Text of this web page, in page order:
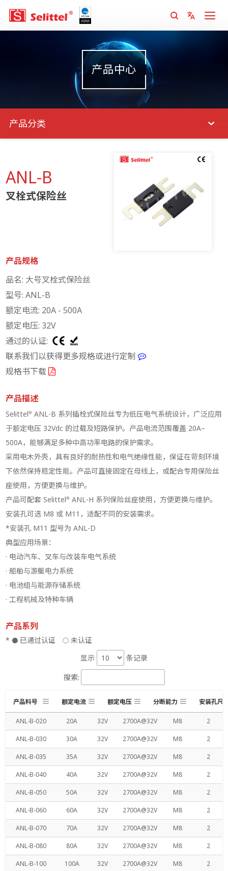
产品中心
产品分类
ANL-B
叉栓式保险丝
产品规格
品名: 大号叉栓式保险丝
型号: ANL-B
额定电流: 20A - 500A
额定电压: 32V
通过的认证:
联系我们以获得更多规格或进行定制
规格书下载
产品描述
Selittel® ANL-B 系列插栓式保险丝专为低压电气系统设计，广泛应用
于额定电压 32Vdc 的过载及短路保护。产品电流范围覆盖 20A–
500A，能够满足多种中高功率电路的保护需求。
采用电木外壳，具有良好的耐热性和电气绝缘性能，保证在苛刻环境
下依然保持稳定性能。产品可直接固定在母线上，或配合专用保险丝
座使用，方便更换与维护。
产品可配套 Selittel® ANL-H 系列保险丝座使用，方便更换与维护。
安装孔可选 M8 或 M11，适配不同的安装需求。
*安装孔 M11 型号为 ANL-D
典型应用场景：
· 电动汽车、叉车与改装车电气系统
· 船舶与游艇电力系统
· 电池组与能源存储系统
· 工程机械及特种车辆
产品系列
* ● 已通过认证○ 未认证
显示
条记录
搜索:
产品料号 额定电流 额定电压 分断能力 安装孔尺
ANL-B-020 20A 32V 2700A@32V M8 2
ANL-B-030 30A 32V 2700A@32V M8 2
ANL-B-035 35A 32V 2700A@32V M8 2
ANL-B-040 40A 32V 2700A@32V M8 2
ANL-B-050 50A 32V 2700A@32V M8 2
ANL-B-060 60A 32V 2700A@32V M8 2
ANL-B-070 70A 32V 2700A@32V M8 2
ANL-B-080 80A 32V 2700A@32V M8 2
ANL-B-100 100A 32V 2700A@32V M8 2